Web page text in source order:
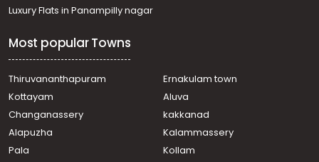
Luxury Flats in Panampilly nagar
Most popular Towns
Thiruvananthapuram
Ernakulam town
Kottayam
Aluva
Changanassery
kakkanad
Alapuzha
Kalammassery
Pala
Kollam